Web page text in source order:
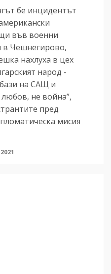
бе инцидентът
във военни
в Чешнегирово,
нахлуха в цех
народ -
на САЩ и
не война”,
пред
мисия